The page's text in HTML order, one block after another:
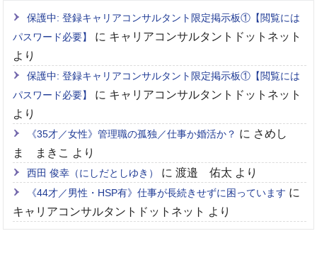
保護中: 登録キャリアコンサルタント限定掲示板①【閲覧には
パスワード必要】
に キャリアコンサルタントドットネット
より
保護中: 登録キャリアコンサルタント限定掲示板①【閲覧には
パスワード必要】
に キャリアコンサルタントドットネット
より
《35才／女性》管理職の孤独／仕事か婚活か？ に さめし
ま まきこ より
西田 俊幸（にしだとしゆき） に渡邉 佑太 より
《44才／男性・HSP有》仕事が長続きせずに困っています に
キャリアコンサルタントドットネット より